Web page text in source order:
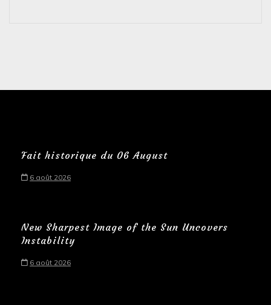
Fait historique du 06 August
6 août 2026
New Sharpest Image of the Sun Uncovers
Instability
6 août 2026